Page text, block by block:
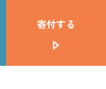
寄付する